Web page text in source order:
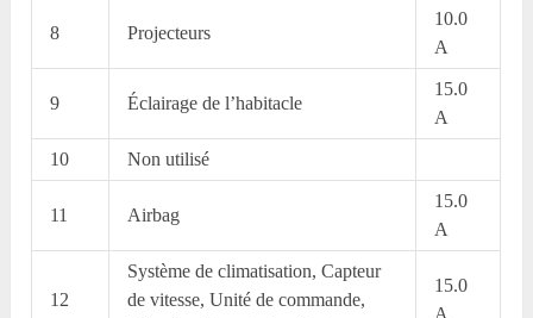
8 Projecteurs
10.0
A
9 Éclairage de l’habitacle
15.0
A
10 Non utilisé
11 Airbag
15.0
A
12
Système de climatisation, Capteur
de vitesse, Unité de commande,
15.0